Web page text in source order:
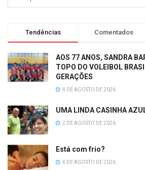
Tendências Comentados
AOS 77 ANOS, SANDRA
TOPO DO VOLEIBOL
GERAÇÕES
4 DE AGOSTO DE 2026
UMA LINDA CASINHA
2 DE AGOSTO DE 2026
Está com frio?
4 DE AGOSTO DE 2026